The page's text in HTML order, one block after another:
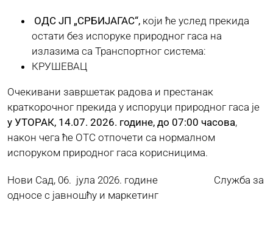
КОНТАКТ
ОДС ЈП „СРБИЈАГАС“, који ће услед прекида
остати без испоруке природног гаса на
излазима са Транспортног система:
КРУШЕВАЦ
Очекивани завршетак радова и престанак
краткорочног прекида у испоруци природног гаса је
у УТОРАК, 14.07. 2026. године, до 07:00 часова,
након чега ће ОТС отпочети са нормалном
испоруком природног гаса корисницима.
Нови Сад, 06. јула 2026. године Служба за
односе с јавношћу и маркетинг